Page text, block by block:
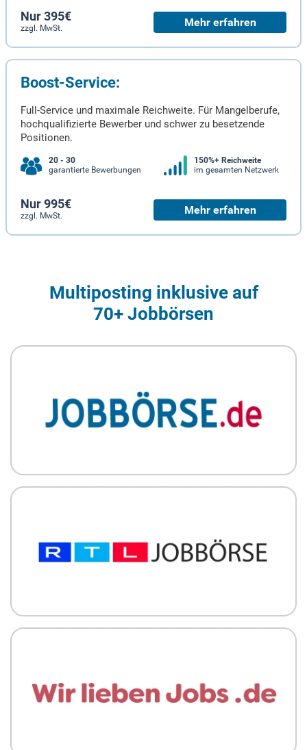
Nur 395€
zzgl. MwSt. Mehr erfahren
Boost-Service:
Full-Service und maximale Reichweite. Für Mangelberufe,
hochqualifizierte Bewerber und schwer zu besetzende
Positionen.
20 - 30
garantierte Bewerbungen
150%+ Reichweite
im gesamten Netzwerk
Nur 995€
zzgl. MwSt. Mehr erfahren
Multiposting inklusive auf
70+ Jobbörsen